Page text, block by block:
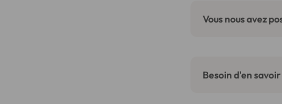
Vous nous avez
Besoin d'en